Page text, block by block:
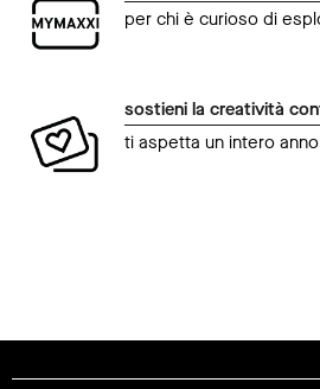
per chi è curioso di
sostieni la creatività
ti aspetta un intero